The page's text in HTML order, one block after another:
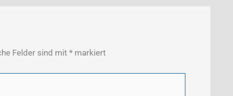
Felder sind mit * markiert